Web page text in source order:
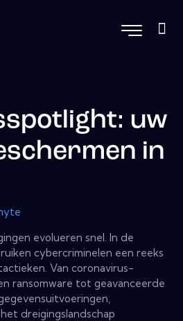
uw
in
evolueren snel. In de
cybercriminelen een reeks
Van coronavirus-
ransomware tot geavanceerde
dreigingslandschap